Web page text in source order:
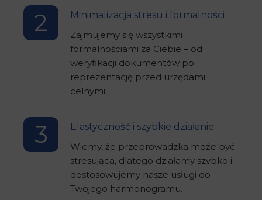
2
Minimalizacja stresu i formalności
Zajmujemy się wszystkimi
formalnościami za Ciebie – od
weryfikacji dokumentów po
reprezentację przed urzędami
celnymi.
3
Elastyczność i szybkie działanie
Wiemy, że przeprowadzka może być
stresująca, dlatego działamy szybko i
dostosowujemy nasze usługi do
Twojego harmonogramu.